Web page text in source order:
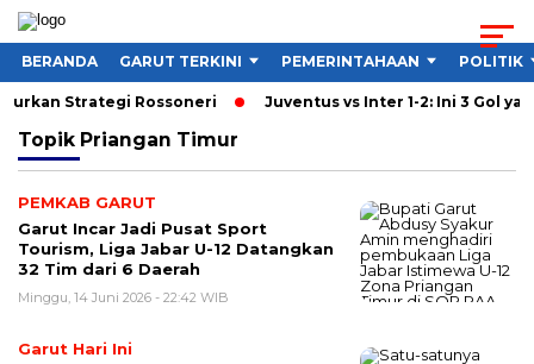
BERANDA GARUT TERKINI PEMERINTAHAAN POLITIK
Strategi Rossoneri Juventus vs Inter 1-2: Ini 3 Gol
Topik Priangan Timur
PEMKAB GARUT
Garut Incar Jadi Pusat Sport
Tourism, Liga Jabar U-12 Datangkan
32 Tim dari 6 Daerah
Minggu, 14 Juni 2026 - 22:42 WIB
Garut Hari Ini